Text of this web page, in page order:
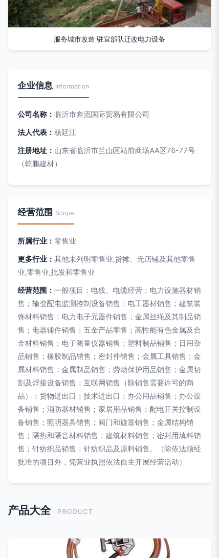
服务城市改造 驻宜部队迁改电力设备
企业信息 Information
公司名称： 临沂市奔流国际贸易有限公司
法人代表： 杨廷江
注册地址： 山东省临沂市兰山区站前商场AA区76-77号
（乾鹏建材）
经营范围 Scope
所属行业： 零售业
更多行业： 其他未列明零售业,货摊、无店铺及其他零售
业,零售业,批发和零售业
经营范围： 一般项目：电线、电缆经营；电力设施器材销
售；输变配电监测控制设备销售；电工器材销售；建筑装
饰材料销售；电力电子元器件销售；金属丝绳及其制品销
售；电器辅件销售；五金产品零售；高性能有色金属及合
金材料销售；电子测量仪器销售；塑料制品销售；日用杂
品销售；橡胶制品销售；密封件销售；金属工具销售；金
属材料销售；金属制品销售；劳动保护用品销售；金属切
割及焊接设备销售；互联网销售（除销售需要许可的商
品）；货物进出口；技术进出口；办公用品销售；办公设
备销售；消防器材销售；家居用品销售；配电开关控制设
备销售；照明器具销售；阀门和旋塞销售；金属结构销
售；隔热和隔音材料销售；建筑材料销售；密封用填料销
售；针纺织品销售；针纺织品及原料销售。（除依法须经
批准的项目外，凭营业执照依法自主开展经营活动）
产品大全 PRODUCT